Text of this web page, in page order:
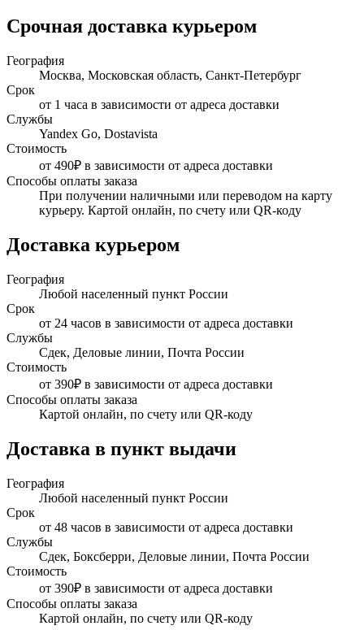
Срочная доставка курьером
География
Москва, Московская область, Санкт-Петербург
Срок
от 1 часа в зависимости от адреса доставки
Службы
Yandex Go, Dostavista
Стоимость
от 490₽ в зависимости от адреса доставки
Способы оплаты заказа
При получении наличными или переводом на карту
курьеру. Картой онлайн, по счету или QR-коду
Доставка курьером
География
Любой населенный пункт России
Срок
от 24 часов в зависимости от адреса доставки
Службы
Сдек, Деловые линии, Почта России
Стоимость
от 390₽ в зависимости от адреса доставки
Способы оплаты заказа
Картой онлайн, по счету или QR-коду
Доставка в пункт выдачи
География
Любой населенный пункт России
Срок
от 48 часов в зависимости от адреса доставки
Службы
Сдек, Боксберри, Деловые линии, Почта России
Стоимость
от 390₽ в зависимости от адреса доставки
Способы оплаты заказа
Картой онлайн, по счету или QR-коду